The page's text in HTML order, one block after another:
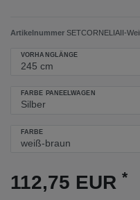
Artikelnummer SETCORNELIAII-
VORHANGLÄNGE
FARBE PANEELWAGEN
FARBE
112,75 EUR *